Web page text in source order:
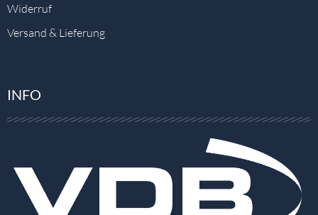
Widerruf
Versand & Lieferung
INFO